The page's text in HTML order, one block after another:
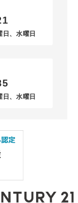
、水曜日
、水曜日